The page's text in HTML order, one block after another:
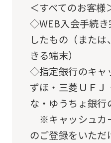
＜すべてのお客様
◇WEB入会手続き
したもの（また
きる端末）
◇指定銀行のキャ
ずほ・三菱ＵＦＪ
な・ゆうちょ銀行
※キャッシュカ
のご登録をいた